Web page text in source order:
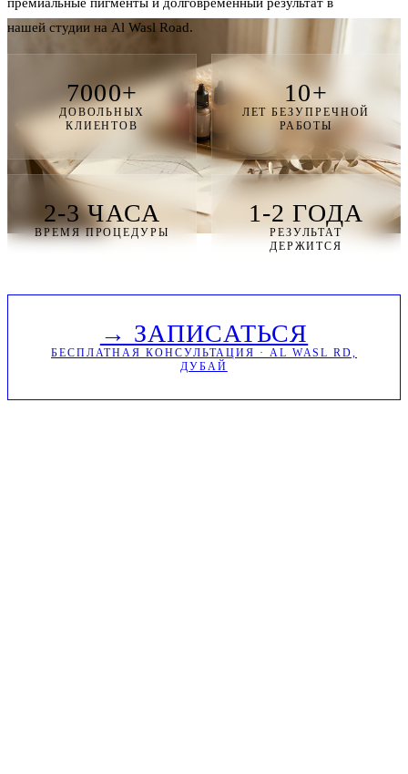
нашей студии на Al Wasl Road.
7000+
ДОВОЛЬНЫХ
КЛИЕНТОВ
10+
ЛЕТ БЕЗУПРЕЧНОЙ
РАБОТЫ
2-3 ЧАСА
ВРЕМЯ ПРОЦЕДУРЫ
1-2 ГОДА
РЕЗУЛЬТАТ
ДЕРЖИТСЯ
→ ЗАПИСАТЬСЯ
БЕСПЛАТНАЯ КОНСУЛЬТАЦИЯ · AL WASL RD,
ДУБАЙ